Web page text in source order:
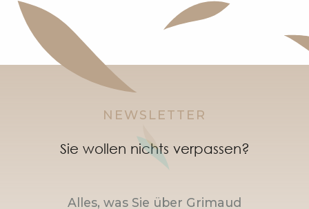
NEWSLETTER
Sie wollen nichts verpassen?
Alles, was Sie über Grimaud